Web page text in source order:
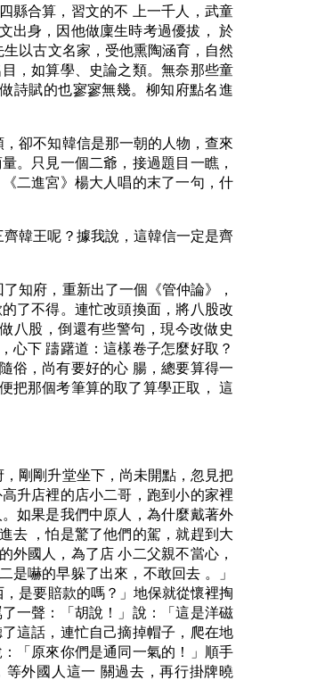
縣合算，習文的不 上一千人，武童
出身，因他做廩生時考過優拔， 於
以古文名家，受他熏陶涵育，自然
，如算學、史論之類。無奈那些童
詩賦的也寥寥無幾。柳知府點名進
卻不知韓信是那一朝的人物，查來
。只見一個二爺，接過題目一瞧，
二進宮》楊大人唱的末了一句，什
韓王呢？據我說，這韓信一定是齊
知府，重新出了一個《管仲論》，
了不得。連忙改頭換面，將八股改
八股，倒還有些警句，現今改做史
心下 躊躇道：這樣卷子怎麼好取？
俗，尚有要好的心 腸，總要算得一
把那個考筆算的取了算學正取， 這
剛剛升堂坐下，尚未開點，忽見把
升店裡的店小二哥，跑到小的家裡
如果是我們中原人，為什麼戴著外
去 ，怕是驚了他們的駕，就趕到大
外國人，為了店 小二父親不當心，
嚇的早躲了出來，不敢回去 。」
是要賠款的嗎？」地保就從懷裡掏
一聲：「胡說！」說：「這是洋磁
這話，連忙自己摘掉帽子，爬在地
「原來你們是通同一氣的！」順手
外國人這一 關過去，再行掛牌曉